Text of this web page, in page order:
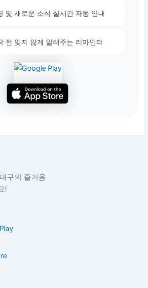
및 새로운 소식 실시간 자동 안내
전 잊지 않게 알려주는 리마인더
구의 즐거움
!